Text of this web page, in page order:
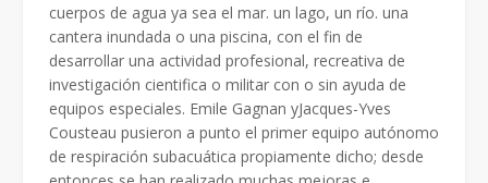
cuerpos de agua ya sea el mar. un lago, un río. una
cantera inundada o una piscina, con el fin de
desarrollar una actividad profesional, recreativa de
investigación cientifica o militar con o sin ayuda de
equipos especiales. Emile Gagnan yJacques-Yves
Cousteau pusieron a punto el primer equipo autónomo
de respiración subacuática propiamente dicho; desde